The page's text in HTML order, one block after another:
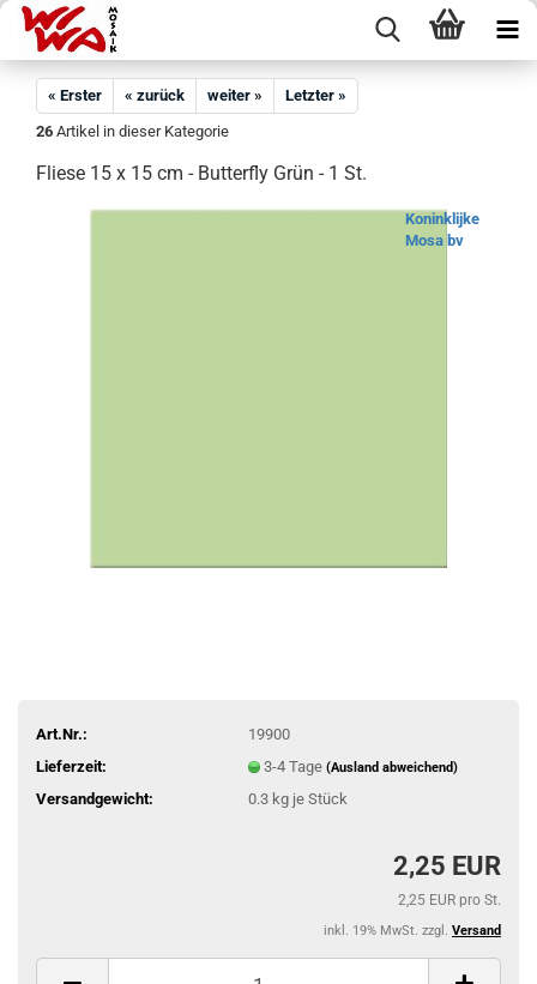
« Erster « zurück weiter »
Letzter »
26 Artikel in dieser Kategorie
Fliese 15 x 15 cm - Butterfly Grün - 1 St.
Koninklijke
Mosa bv
Art.Nr.:
19900
Lieferzeit:
3-4 Tage (Ausland abweichend)
Versandgewicht: 0.3kg je Stück
2,25 EUR
2,25 EUR pro St.
inkl. 19% MwSt. zzgl. Versand